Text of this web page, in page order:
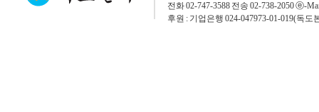
전화 02-747-3588 전송 02-738-2050 ⓔ-
후원 : 기업은행 024-047973-01-019(독도